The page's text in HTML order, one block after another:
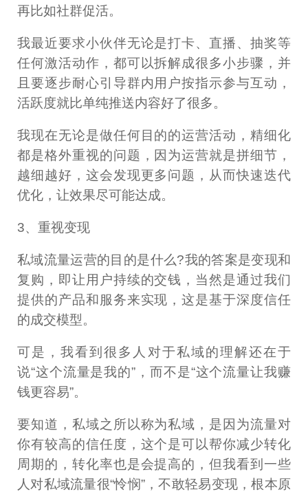
再比如社群促活。
我最近要求小伙伴无论是打卡、直播、抽奖等
任何激活动作，都可以拆解成很多小步骤，并
且要逐步耐心引导群内用户按指示参与互动，
活跃度就比单纯推送内容好了很多。
我现在无论是做任何目的的运营活动，精细化
都是格外重视的问题，因为运营就是拼细节，
越细越好，这会发现更多问题，从而快速迭代
优化，让效果尽可能达成。
3、重视变现
私域流量运营的目的是什么?我的答案是变现和
复购，即让用户持续的交钱，当然是通过我们
提供的产品和服务来实现，这是基于深度信任
的成交模型。
可是，我看到很多人对于私域的理解还在于
说“这个流量是我的”，而不是“这个流量让我赚
钱更容易”。
要知道，私域之所以称为私域，是因为流量对
你有较高的信任度，这个是可以帮你减少转化
周期的，转化率也是会提高的，但我看到一些
人对私域流量很“怜悯”，不敢轻易变现，根本原